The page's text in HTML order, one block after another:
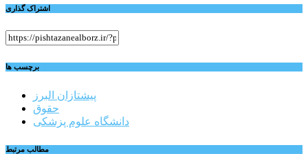
اشتراک گذاری
برچسب ها
پیشتازان البرز
حقوق
دانشگاه علوم پزشکی
مطالب مرتبط